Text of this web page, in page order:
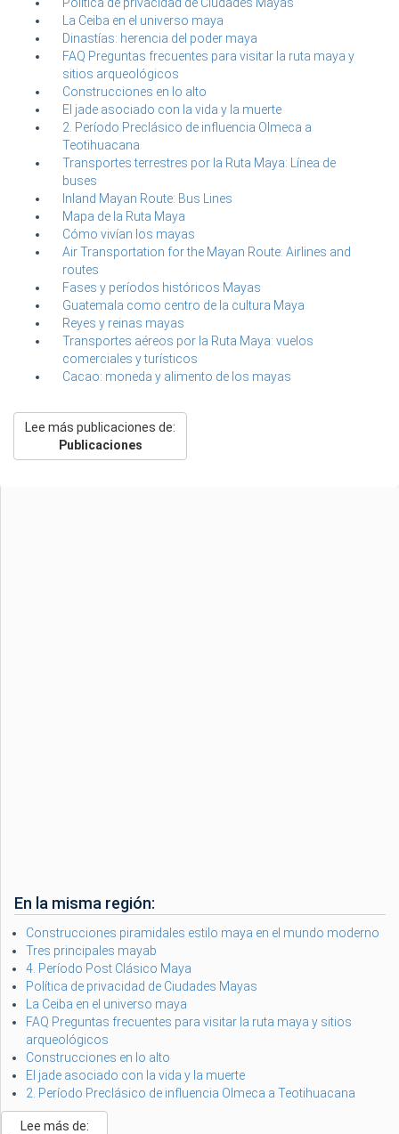
La Ceiba en el universo maya
Dinastías: herencia del poder maya
FAQ Preguntas frecuentes para visitar la ruta maya y
sitios arqueológicos
Construcciones en lo alto
El jade asociado con la vida y la muerte
2. Período Preclásico de influencia Olmeca a
Teotihuacana
Transportes terrestres por la Ruta Maya: Línea de
buses
Inland Mayan Route: Bus Lines
Mapa de la Ruta Maya
Cómo vivían los mayas
Air Transportation for the Mayan Route: Airlines and
routes
Fases y períodos históricos Mayas
Guatemala como centro de la cultura Maya
Reyes y reinas mayas
Transportes aéreos por la Ruta Maya: vuelos
comerciales y turísticos
Cacao: moneda y alimento de los mayas
Lee más publicaciones de:
Publicaciones
En la misma región:
Construcciones piramidales estilo maya en el mundo moderno
Tres principales mayab
4. Período Post Clásico Maya
Política de privacidad de Ciudades Mayas
La Ceiba en el universo maya
FAQ Preguntas frecuentes para visitar la ruta maya y sitios
arqueológicos
Construcciones en lo alto
El jade asociado con la vida y la muerte
2. Período Preclásico de influencia Olmeca a Teotihuacana
Lee más de: